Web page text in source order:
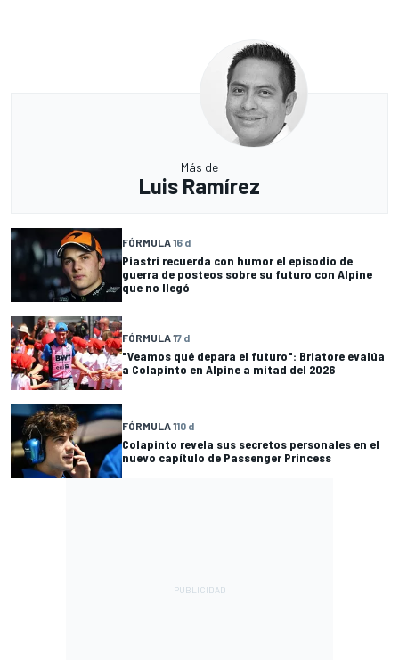
Más de
Luis Ramírez
FÓRMULA 16 d
Piastri recuerda con humor el episodio de
guerra de posteos sobre su futuro con Alpine
que no llegó
FÓRMULA 17 d
"Veamos qué depara el futuro": Briatore evalúa
a Colapinto en Alpine a mitad del 2026
FÓRMULA 110 d
Colapinto revela sus secretos personales en el
nuevo capítulo de Passenger Princess